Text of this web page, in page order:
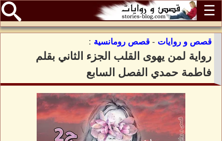
☰
قصص و روايات - قصص رومانسية :
رواية لمن يهوى القلب الجزء الثاني بقلم
فاطمة حمدي الفصل السابع